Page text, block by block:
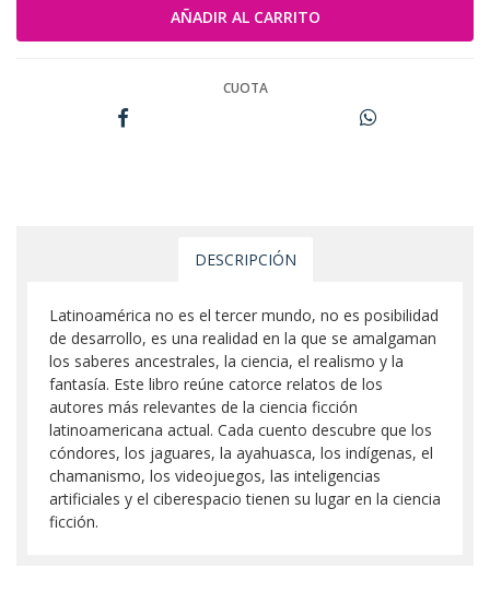
CUOTA
DESCRIPCIÓN
Latinoamérica no es el tercer mundo, no es posibilidad
de desarrollo, es una realidad en la que se amalgaman
los saberes ancestrales, la ciencia, el realismo y la
fantasía. Este libro reúne catorce relatos de los
autores más relevantes de la ciencia ficción
latinoamericana actual. Cada cuento descubre que los
cóndores, los jaguares, la ayahuasca, los indígenas, el
chamanismo, los videojuegos, las inteligencias
artificiales y el ciberespacio tienen su lugar en la ciencia
ficción.